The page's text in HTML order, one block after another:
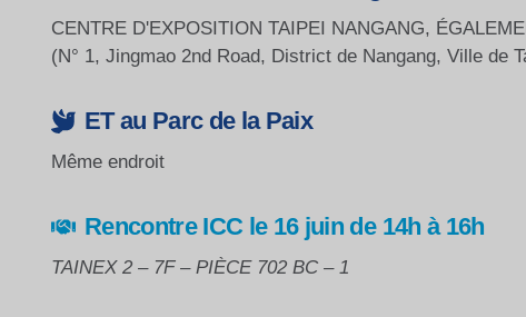
CENTRE D'EXPOSITION TAIPEI NANGANG,
(N° 1, Jingmao 2nd Road, District de Nangang, Ville de
ET au Parc de la Paix
Même endroit
Rencontre ICC le 16 juin de 14h à 16h
TAINEX 2 – 7F – PIÈCE 702 BC – 1